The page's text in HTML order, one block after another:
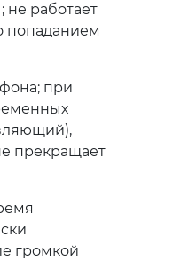
не работает
попаданием
при
прекращает
громкой